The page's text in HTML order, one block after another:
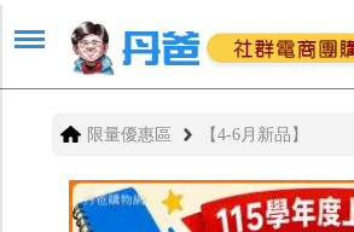
限量優惠區 【4-6月新品】